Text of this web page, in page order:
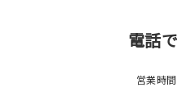
電話
営業時